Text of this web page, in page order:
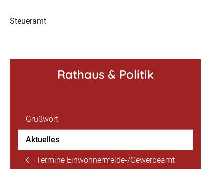
Steueramt
Rathaus & Politik
Grußwort
Aktuelles
Termine Einwohnermelde-/Gewerbeamt